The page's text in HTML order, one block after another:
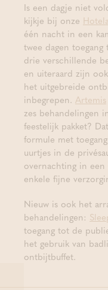
Is een dagje niet
kijkje bij onze
één nacht in een
twee dagen
drie verschillende
en uiteraard zijn
het uitgebreide
inbegrepen. Artemis
zes behandelingen
feestelijk pakket?
formule met
uurtjes in de
overnachting in
enkele fijne
Nieuw is ook het
behandelingen:
toegang tot de
het gebruik van
ontbijtbuffet.